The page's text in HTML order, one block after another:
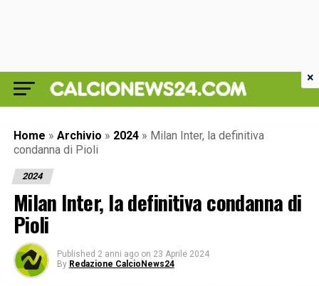
Home » Archivio » 2024 » Milan Inter, la definitiva
condanna di Pioli
2024
Milan Inter, la definitiva condanna di
Pioli
Published 2 anni ago on 23 Aprile 2024
By Redazione CalcioNews24
×